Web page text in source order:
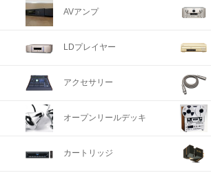
AVアンプ
LDプレイヤー
アクセサリー
オープンリールデッキ
カートリッジ